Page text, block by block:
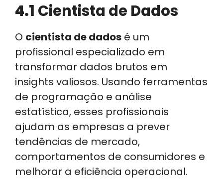
4.1 Cientista de Dados
O cientista de dados é um
profissional especializado em
transformar dados brutos em
insights valiosos. Usando ferramentas
de programação e análise
estatística, esses profissionais
ajudam as empresas a prever
tendências de mercado,
comportamentos de consumidores e
melhorar a eficiência operacional.